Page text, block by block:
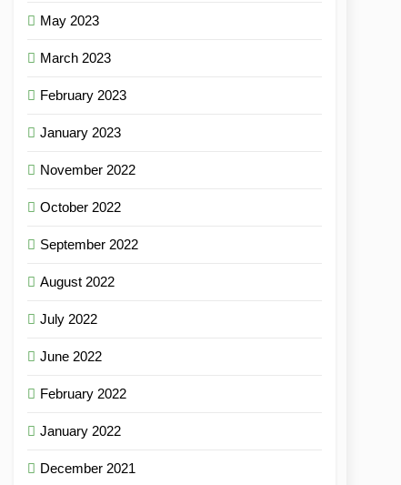
May 2023
March 2023
February 2023
January 2023
November 2022
October 2022
September 2022
August 2022
July 2022
June 2022
February 2022
January 2022
December 2021